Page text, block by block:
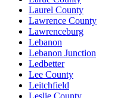
Laurel County
Lawrence County
Lawrenceburg
Lebanon
Lebanon Junction
Ledbetter
Lee County
Leitchfield
Leslie County